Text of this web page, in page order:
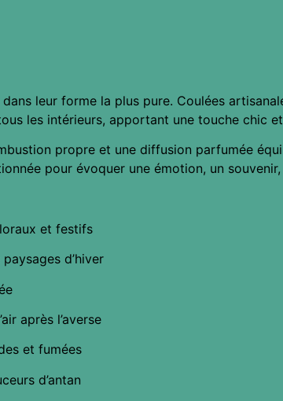
leur forme la plus pure. Coulées
les intérieurs, apportant une touche chic
propre et une diffusion parfumée
pour évoquer une émotion, un souvenir,
et festifs
d’hiver
après l’averse
et fumées
d’antan